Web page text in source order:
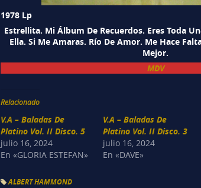
1978 Lp
Estrellita. Mi Álbum De Recuerdos. Eres Toda
Ella. Si Me Amaras. Río De Amor. Me Hace
Mejor.
MDV
Relacionado
V.A – Baladas De
Platino Vol. II Disco. 5
julio 16, 2024
En «GLORIA ESTEFAN»
V.A – Baladas De
Platino Vol. II Disco. 3
julio 16, 2024
En «DAVE»
ALBERT HAMMOND